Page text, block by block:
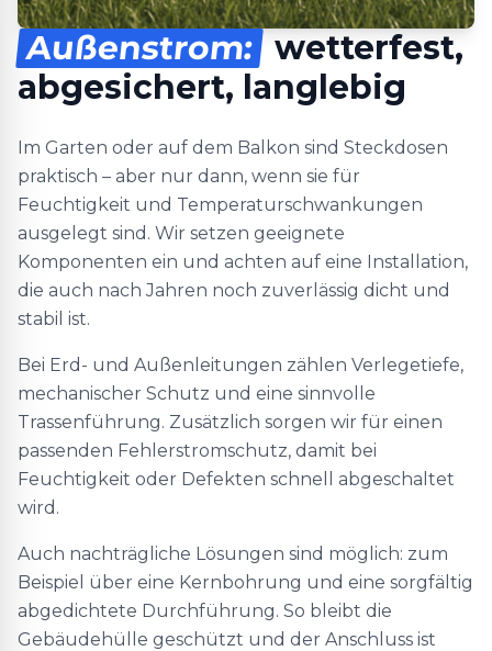
Außenstrom: wetterfest,
abgesichert, langlebig
Im Garten oder auf dem Balkon sind Steckdosen
praktisch – aber nur dann, wenn sie für
Feuchtigkeit und Temperaturschwankungen
ausgelegt sind. Wir setzen geeignete
Komponenten ein und achten auf eine Installation,
die auch nach Jahren noch zuverlässig dicht und
stabil ist.
Bei Erd- und Außenleitungen zählen Verlegetiefe,
mechanischer Schutz und eine sinnvolle
Trassenführung. Zusätzlich sorgen wir für einen
passenden Fehlerstromschutz, damit bei
Feuchtigkeit oder Defekten schnell abgeschaltet
wird.
Auch nachträgliche Lösungen sind möglich: zum
Beispiel über eine Kernbohrung und eine sorgfältig
abgedichtete Durchführung. So bleibt die
Gebäudehülle geschützt und der Anschluss ist